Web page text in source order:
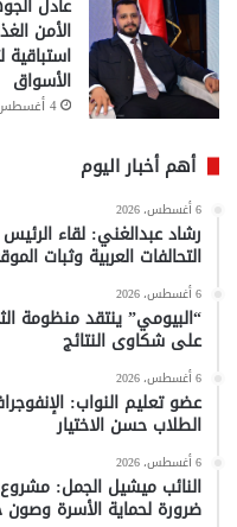
عادل
الأمن
استباقية
الأسواق
4 أغسطس، 2026
أهم أخبار اليوم
6 أغسطس، 2026
رشاد عبدالغني: لقاء
التحالفات العربية وثبات
6 أغسطس، 2026
“البيومي” ينتقد منظومة
على شكاوى النتائج
6 أغسطس، 2026
عضو تعليم النواب:
الطلاب حسن الاختيار
6 أغسطس، 2026
النائب ميشيل الجمل:
ضرورة لحماية الأسرة وصون